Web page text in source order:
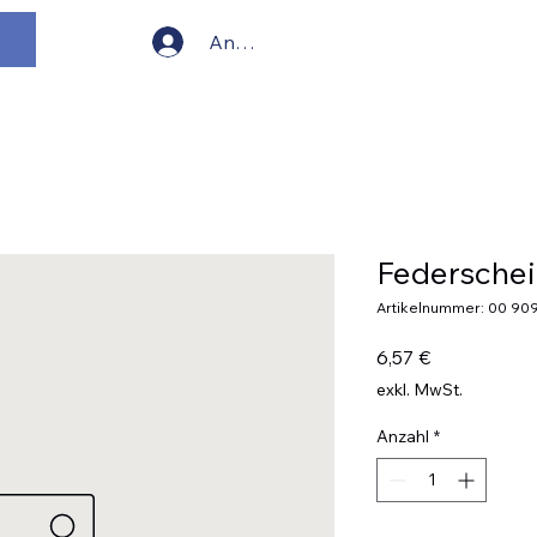
Anmelden
Artikelnummer: 00
6,57 €Preis
exkl. MwSt.
Anzahl *